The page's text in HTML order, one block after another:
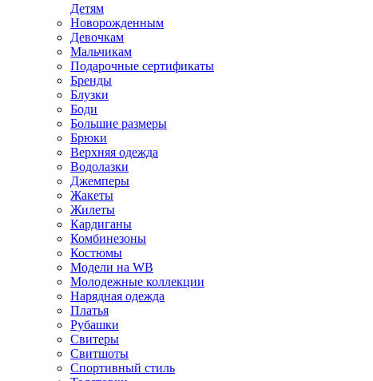
Детям
Новорожденным
Девочкам
Мальчикам
Подарочные сертификаты
Бренды
Блузки
Боди
Большие размеры
Брюки
Верхняя одежда
Водолазки
Джемперы
Жакеты
Жилеты
Кардиганы
Комбинезоны
Костюмы
Модели на WB
Молодежные коллекции
Нарядная одежда
Платья
Рубашки
Свитеры
Свитшоты
Спортивный стиль